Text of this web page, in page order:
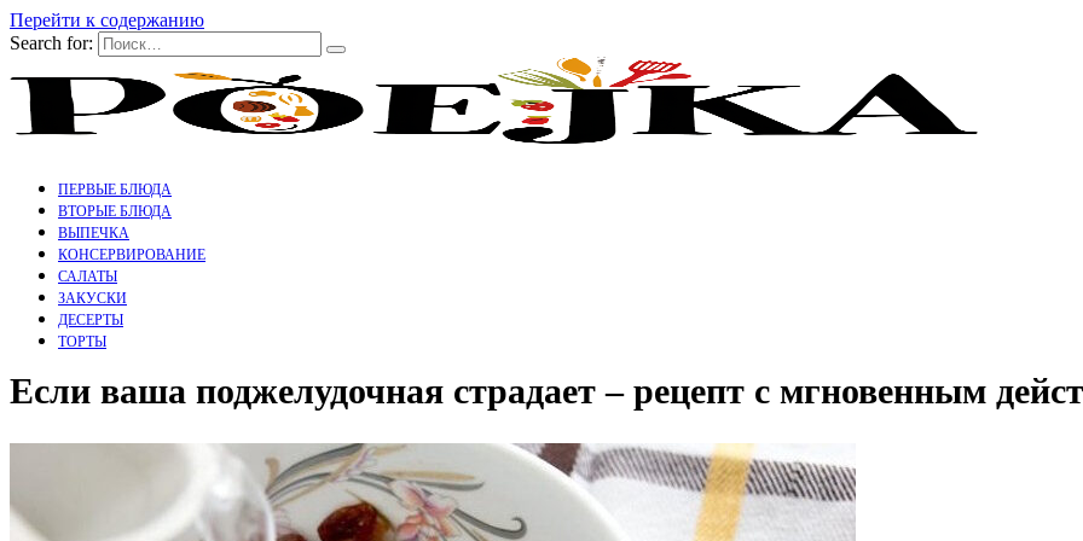
Перейти к содержанию
Search for:
ПЕРВЫЕ БЛЮДА
ВТОРЫЕ БЛЮДА
ВЫПЕЧКА
КОНСЕРВИРОВАНИЕ
САЛАТЫ
ЗАКУСКИ
ДЕСЕРТЫ
ТОРТЫ
Если ваша поджелудочная страдает – рецепт с мгновенным